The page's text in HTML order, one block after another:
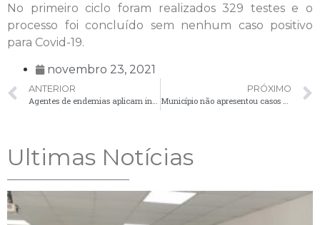
No primeiro ciclo foram realizados 329 testes e o
processo foi concluído sem nenhum caso positivo
para Covid-19.
novembro 23, 2021
ANTERIOR
Agentes de endemias aplicam inseticida contra a dengue em cemitérios e pátios policiais
PRÓXIMO
Município não apresentou casos de Covid-19 nas últimas 24 horas
Ultimas Notícias